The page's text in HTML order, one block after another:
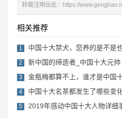
转载注明出处： https://
相关推荐
1 中国十大禁犬，您养的是不是
2 新中国的缔造者_中国十大元帅
3 金瓶梅都算不上，谁才是中国
4 中国十大名茶都发生了哪些变化
5 2019年感动中国十大人物详细